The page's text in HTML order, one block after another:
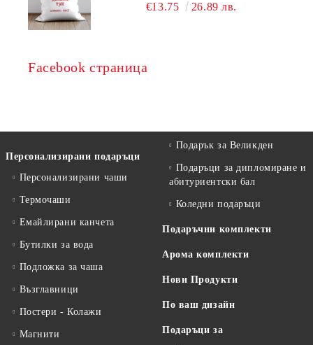
€13.75 26.89 лв.
Facebook страница
Персонализирани подаръци
Персонализирани чаши
Термочаши
Емайлирани канчета
Бутилки за вода
Подложка за чаша
Възглавници
Постери - Колажи
Магнити
Подарък за Великден
Подаръци за дипломиране и
абитуриентски бал
Коледни подаръци
Подаръчни комплекти
Арома комплекти
Нови Продукти
По ваш дизайн
Подаръци за